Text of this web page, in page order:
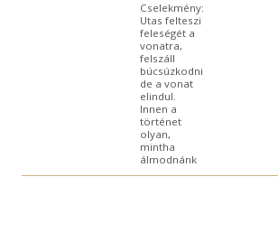
Cselekmény:
Utas felteszi
feleségét a
vonatra,
felszáll
búcsúzkodni
de a vonat
elindul.
Innen a
történet
olyan,
mintha
álmodnánk